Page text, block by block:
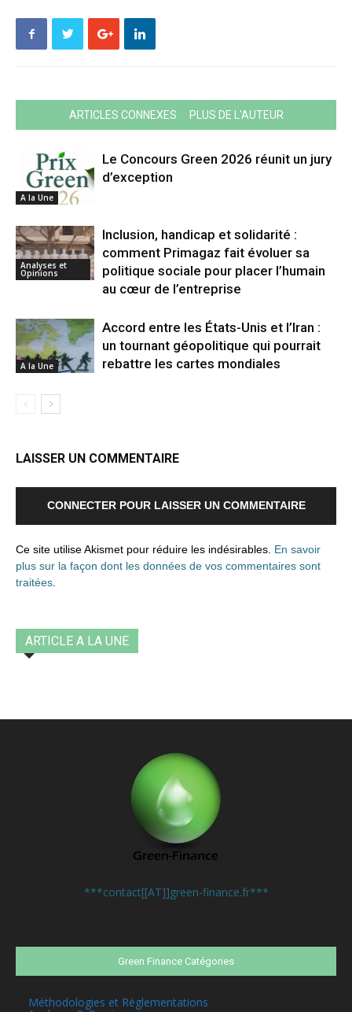
ARTICLES CONNEXES PLUS DE L'AUTEUR
A la Une
Le Concours Green 2026 réunit un jury
d’exception
Analyses et
Opinions
Inclusion, handicap et solidarité :
comment Primagaz fait évoluer sa
politique sociale pour placer l’humain
au cœur de l’entreprise
A la Une
Accord entre les États-Unis et l’Iran :
un tournant géopolitique qui pourrait
rebattre les cartes mondiales
LAISSER UN COMMENTAIRE
CONNECTER POUR LAISSER UN COMMENTAIRE
Ce site utilise Akismet pour réduire les indésirables. En savoir
plus sur la façon dont les données de vos commentaires sont
traitées
ARTICLE A LA UNE
***contact[[AT]]green-finance.fr***
Green Finance Catégories
Méthodologies et Réglementations